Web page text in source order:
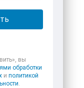
вы
обработки
и политикой
.